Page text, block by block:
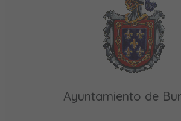
Ayuntamiento de